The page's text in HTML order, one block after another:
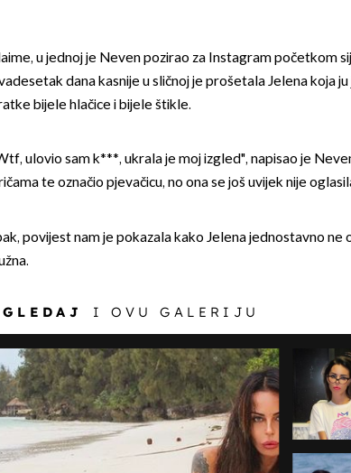
u jednoj je Neven pozirao za Instagram početkom
dana kasnije u sličnoj je prošetala Jelena koja
bijele hlačice i bijele štikle.
ulovio sam k***, ukrala je moj izgled", napisao je
te označio pjevačicu, no ona se još uvijek nije
povijest nam je pokazala kako Jelena jednostavno ne
I OVU GALERIJU